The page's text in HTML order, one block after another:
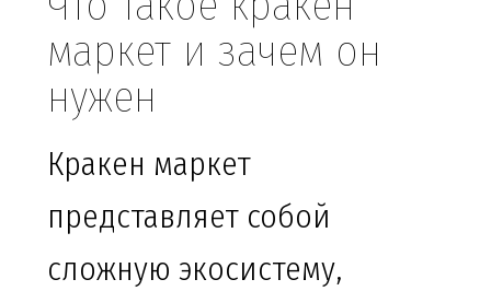
маркет и зачем он
нужен
Кракен маркет
представляет собой
сложную экосистему,